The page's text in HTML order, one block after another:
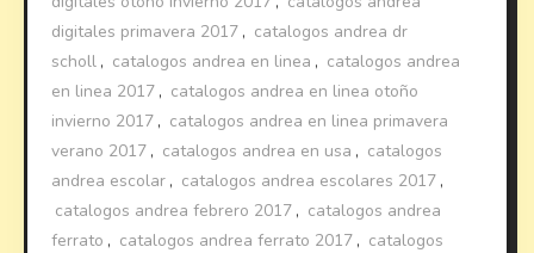
digitales primavera 2017 , catalogos andrea dr
scholl , catalogos andrea en linea , catalogos andrea
en linea 2017 , catalogos andrea en linea otoño
invierno 2017 , catalogos andrea en linea primavera
verano 2017 , catalogos andrea en usa , catalogos
andrea escolar , catalogos andrea escolares 2017 ,
catalogos andrea febrero 2017 , catalogos andrea
ferrato , catalogos andrea ferrato 2017 , catalogos